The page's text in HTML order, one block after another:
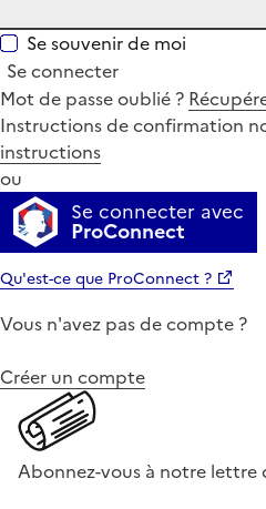
Se souvenir de moi
Se connecter
Mot de passe oublié ?
Instructions de confirmation
instructions
ou
Se connecter avec
ProConnect
Qu'est-ce que ProConnect ?
Vous n'avez pas de compte ?
Créer un compte
Abonnez-vous à notre